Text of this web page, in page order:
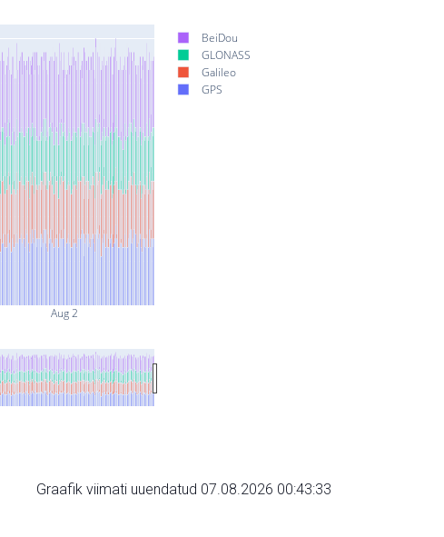
Aug 2
BeiDou
GLONASS
Galileo
GPS
Graafik viimati uuendatud 07.08.2026 00:43:33